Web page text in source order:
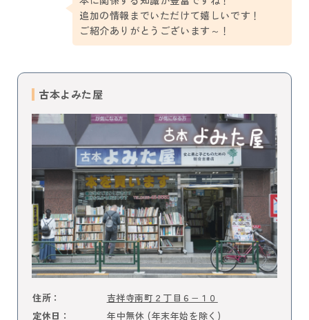
追加の情報までいただけて嬉しいです！
ご紹介ありがとうございます～！
古本よみた屋
住所： 吉祥寺南町２丁目６−１０
定休日： 年中無休 (年末年始を除く)